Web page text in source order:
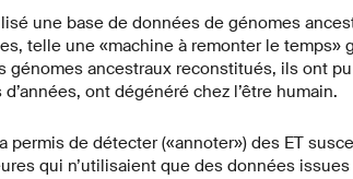
une base de données de génomes
telle une «machine à remonter le temps»
génomes ancestraux reconstitués, ils ont
ont dégénéré chez l’être humain.
permis de détecter («annoter») des ET
qui n’utilisaient que des données